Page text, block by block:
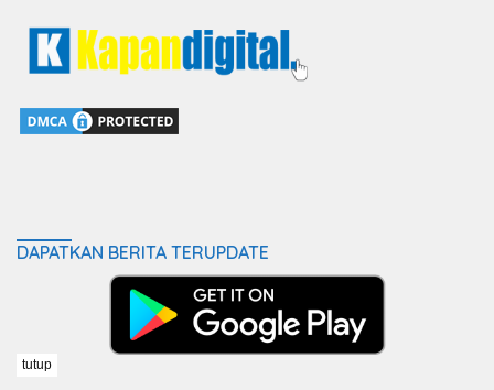
DAPATKAN BERITA TERUPDATE
tutup